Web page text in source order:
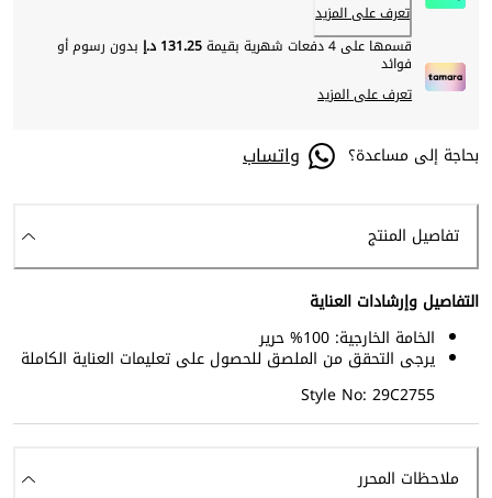
تعرف على المزيد
قسمها على 4 دفعات شهرية بقيمة
131.25 د.إ بدون رسوم أو
فوائد
تعرف على المزيد
بحاجة إلى مساعدة؟ واتساب
تفاصيل المنتج
التفاصيل وإرشادات العناية
الخامة الخارجية: 100% حرير
يرجى التحقق من الملصق للحصول على تعليمات العناية الكاملة
Style No: 29C2755
ملاحظات المحرر